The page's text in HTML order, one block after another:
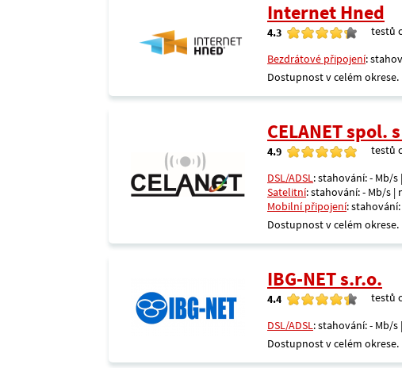
Internet Hned
4.3 testů
Bezdrátové připojení:
Dostupnost v celém okrese.
CELANET spol.
4.9 testů
DSL/ADSL: stahování: - Mb/s
Satelitní: stahování: - Mb/s |
Mobilní připojení:
Dostupnost v celém okrese.
IBG-NET s.r.o.
4.4 testů
DSL/ADSL: stahování: - Mb/s
Dostupnost v celém okrese.